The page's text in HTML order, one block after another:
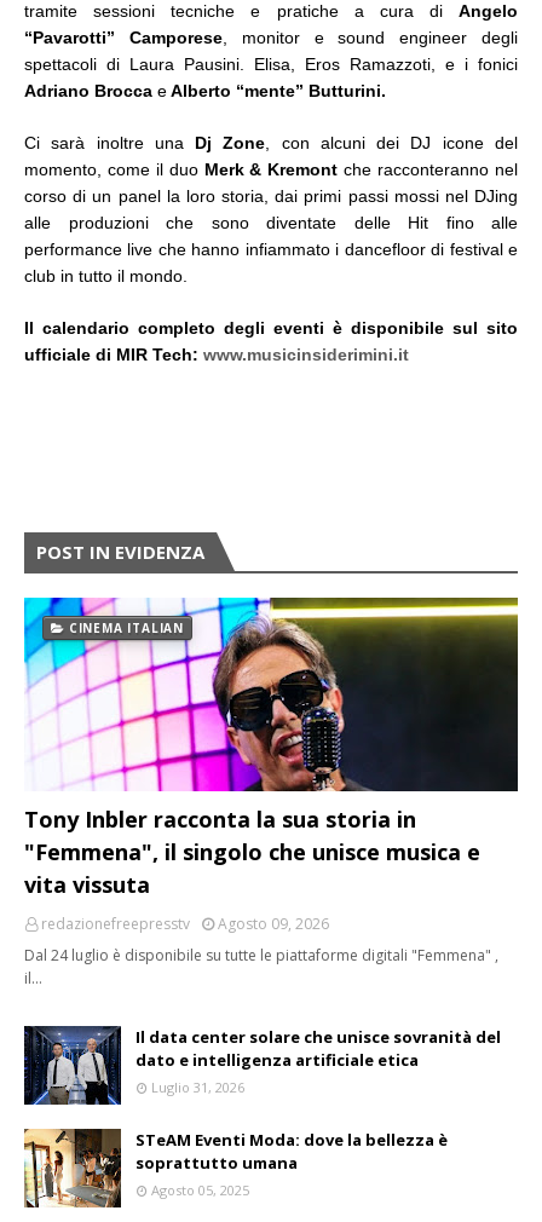
tramite sessioni tecniche e pratiche a cura di Angelo
“Pavarotti” Camporese, monitor e sound engineer degli
spettacoli di Laura Pausini. Elisa, Eros Ramazzoti, e i fonici
Adriano Brocca eAlberto “mente” Butturini.
Ci sarà inoltre una Dj Zone, con alcuni dei DJ icone del
momento, come il duo Merk & Kremont che racconteranno nel
corso di un panel la loro storia, dai primi passi mossi nel DJing
alle produzioni che sono diventate delle Hit fino alle
performance live che hanno infiammato i dancefloor di festival e
club in tutto il mondo.
Il calendario completo degli eventi è disponibile sul sito
ufficiale di MIR Tech: www.musicinsiderimini.it
POST IN EVIDENZA
CINEMA ITALIAN
Tony Inbler racconta la sua storia in
"Femmena", il singolo che unisce musica e
vita vissuta
redazionefreepresstv
Agosto 09, 2026
Dal 24 luglio è disponibile su tutte le piattaforme digitali "Femmena" ,
il…
Il data center solare che unisce sovranità del
dato e intelligenza artificiale etica
Luglio 31, 2026
STeAM Eventi Moda: dove la bellezza è
soprattutto umana
Agosto 05, 2025